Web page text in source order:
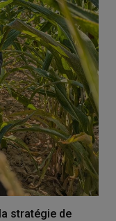
stratégie de